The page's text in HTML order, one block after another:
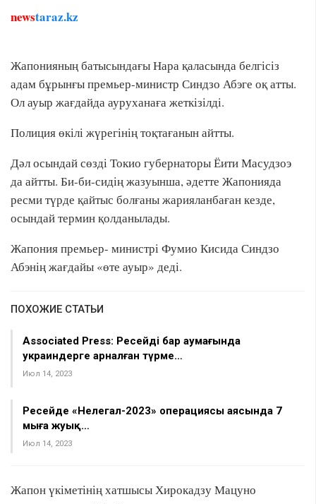
newstaraz.kz
Жапонияның батысындағы Нара қаласында белгісіз
адам бұрынғы премьер-министр Синдзо Абэге оқ атты.
Ол ауыр жағдайда ауруханаға жеткізілді.
Полиция өкілі жүрегінің тоқтағанын айтты.
Дәл осындай сөзді Токио губернаторы Ёити Масудзоэ
да айтты. Би-би-сидің жазуынша, әдетте Жапонияда
ресми түрде қайтыс болғаны жарияланбаған кезде,
осындай термин қолданылады.
Жапония премьер- министрі Фумио Кисида Синдзо
Абэнің жағдайы «өте ауыр» деді.
ПОХОЖИЕ СТАТЬИ
Associated Press: Ресейдің бар аумағында
украиндерге арналған түрме…
Июл 14, 2023
Ресейде «Нелегал-2023» операциясы аясында 7
мыңға жуық…
Июл 14, 2023
Жапон үкіметінің хатшысы Хирокадзу Мацуно